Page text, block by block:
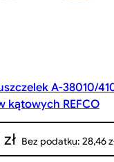
A-38010/
kątowych REFCO
zł Bez podatku: 28,46